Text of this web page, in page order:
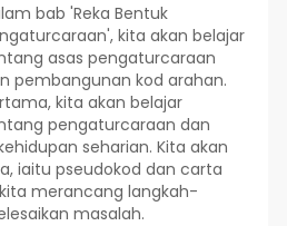
bab 'Reka Bentuk
kita akan belajar
asas pengaturcaraan
pembangunan kod arahan.
kita akan belajar
pengaturcaraan dan
seharian. Kita akan
iaitu pseudokod dan carta
merancang langkah-
masalah.